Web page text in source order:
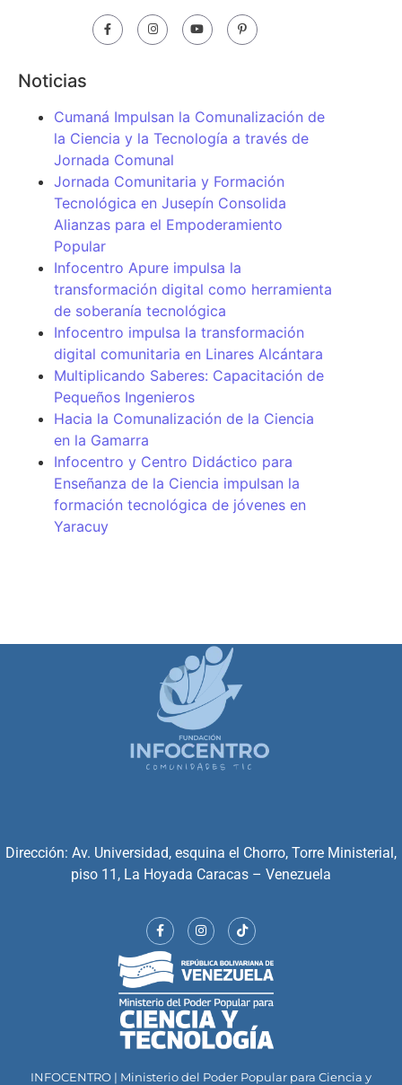
Noticias
Cumaná Impulsan la Comunalización de
la Ciencia y la Tecnología a través de
Jornada Comunal
Jornada Comunitaria y Formación
Tecnológica en Jusepín Consolida
Alianzas para el Empoderamiento
Popular
Infocentro Apure impulsa la
transformación digital como herramienta
de soberanía tecnológica
Infocentro impulsa la transformación
digital comunitaria en Linares Alcántara
Multiplicando Saberes: Capacitación de
Pequeños Ingenieros
Hacia la Comunalización de la Ciencia
en la Gamarra
Infocentro y Centro Didáctico para
Enseñanza de la Ciencia impulsan la
formación tecnológica de jóvenes en
Yaracuy
Dirección: Av. Universidad, esquina el Chorro, Torre Ministerial,
piso 11, La Hoyada Caracas – Venezuela
INFOCENTRO | Ministerio del Poder Popular para Ciencia y